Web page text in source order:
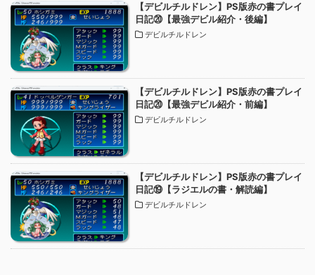
【デビルチルドレン】PS版赤の書プレイ
日記⑳【最強デビル紹介・後編】
デビルチルドレン
【デビルチルドレン】PS版赤の書プレイ
日記⑳【最強デビル紹介・前編】
デビルチルドレン
【デビルチルドレン】PS版赤の書プレイ
日記⑲【ラジエルの書・解読編】
デビルチルドレン